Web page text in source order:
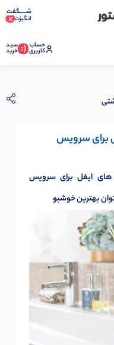
شـــــگفت
انگیزت
حساب
کاربری (: سبـد
خرید
برای سرویس
های ایفل برای سرویس
بهترین خوشبو